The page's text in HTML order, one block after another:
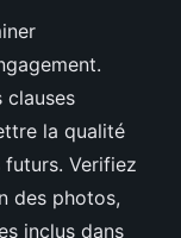
clauses
la qualité
Verifiez
des photos,
inclus dans